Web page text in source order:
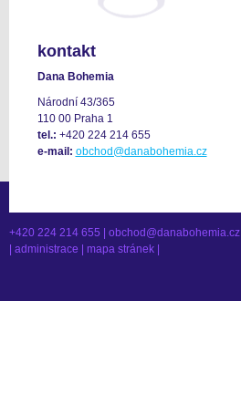
kontakt
Dana Bohemia
Národní 43/365
110 00 Praha 1
tel.: +420 224 214 655
e-mail: obchod@danabohemia.cz
+420 224 214 655 | obchod@danabohemia.cz
administrace mapa stránek|